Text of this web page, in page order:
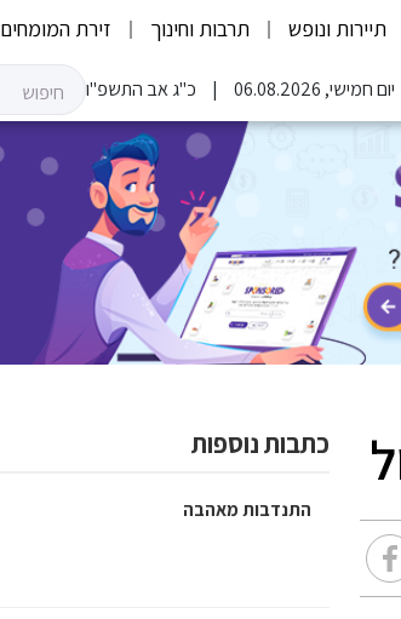
תיירות ונופש תרבות וחינוך זירת המומחים
יום חמישי, 06.08.2026 כ"ג אב התשפ"ו
כתבות נוספות
התנדבות מאהבה